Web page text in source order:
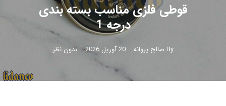
قوطی فلزی مناسب بسته بندی
درجه 1
By صالح پروانه 20 آوریل 2026 بدون نظر